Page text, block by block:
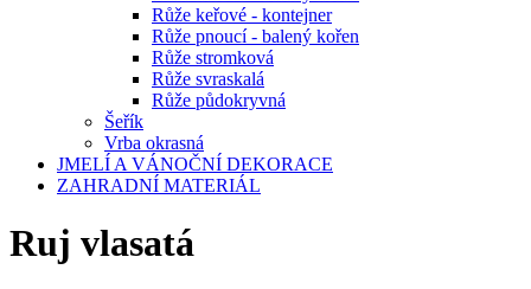
Růže keřové - kontejner
Růže pnoucí - balený kořen
Růže stromková
Růže svraskalá
Růže půdokryvná
Šeřík
Vrba okrasná
JMELÍ A VÁNOČNÍ DEKORACE
ZAHRADNÍ MATERIÁL
Ruj vlasatá